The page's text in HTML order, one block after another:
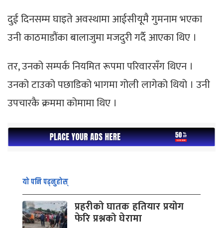
दुई दिनसम्म घाइते अवस्थामा आईसीयूमै गुमनाम भएका
उनी काठमाडौंका बालाजुमा मजदुरी गर्दै आएका थिए ।
तर, उनको सम्पर्क नियमित रूपमा परिवारसँग थिएन ।
उनको टाउको पछाडिको भागमा गोली लागेको थियो । उनी
उपचारकै क्रममा कोमामा थिए ।
यो पनि पढ्नुहोस्
प्रहरीको घातक हतियार प्रयोग
फेरि प्रश्नको घेरामा